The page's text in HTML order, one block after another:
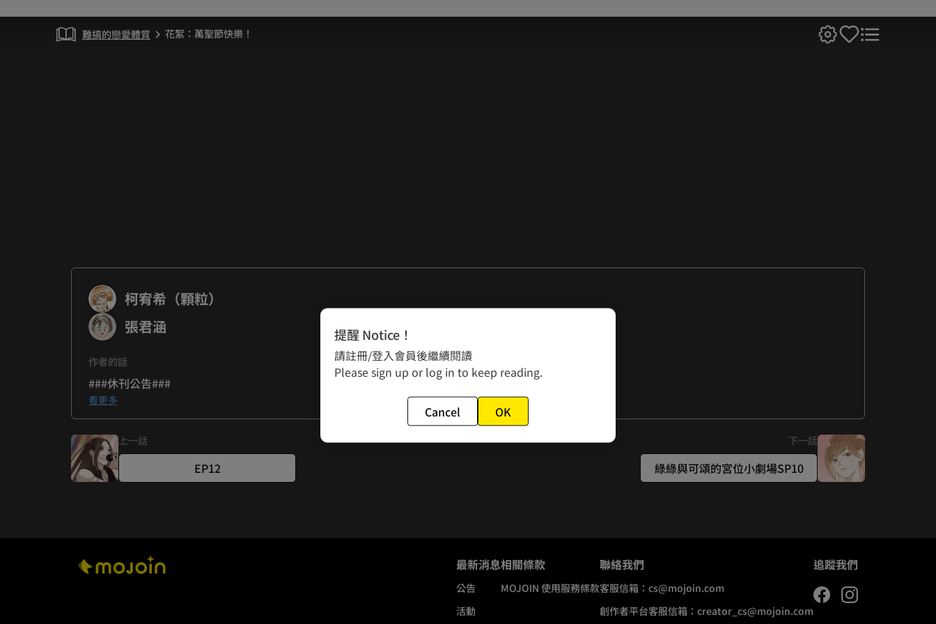
難搞的戀愛體質 chevron_right 花絮：萬聖節快樂！
柯宥希（顆粒）
張君涵
作者的話
###休刊公告###
祝大家萬聖節快樂！
啟鳴跟晨新的萬聖節打扮超可愛～
在此請大家稍等片刻
下次更新是11/12（三)
再請大家回來看喔！
看更多
上一話
EP12
下一話
綠綠與可頌的宮位小劇場SP10
最新消息
公告
活動
相關條款
MOJOIN 使用服務條款
聯絡我們
客服信箱： cs@mojoin.com
創作者平台客服信箱： creator_cs@mojoin.com
追蹤我們
提醒 Notice！
請註冊/登入會員後繼續閱讀
Please sign up or log in to keep reading.
Cancel OK